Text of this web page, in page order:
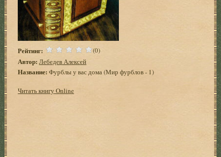
Рейтинг: (0)
Автор: Лебедев Алексей
Название: Фурблы у вас дома (Мир фурблов - 1)
Читать книгу Online